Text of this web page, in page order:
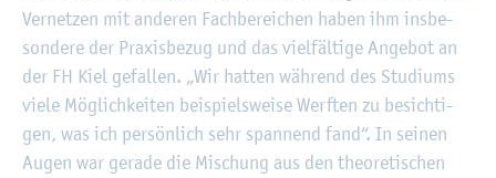
Ver­net­zen mit an­de­ren Fach­be­rei­chen haben ihm ins­be­
son­de­re der Pra­xis­be­zug und das viel­fäl­ti­ge An­ge­bot an
der FH Kiel ge­fal­len. „Wir hat­ten wäh­rend des Stu­di­ums
viele Mög­lich­kei­ten bei­spiels­wei­se Werf­ten zu be­sich­ti­
gen, was ich per­sön­lich sehr span­nend fand“. In sei­nen
Augen war ge­ra­de die Mi­schung aus den theo­re­ti­schen